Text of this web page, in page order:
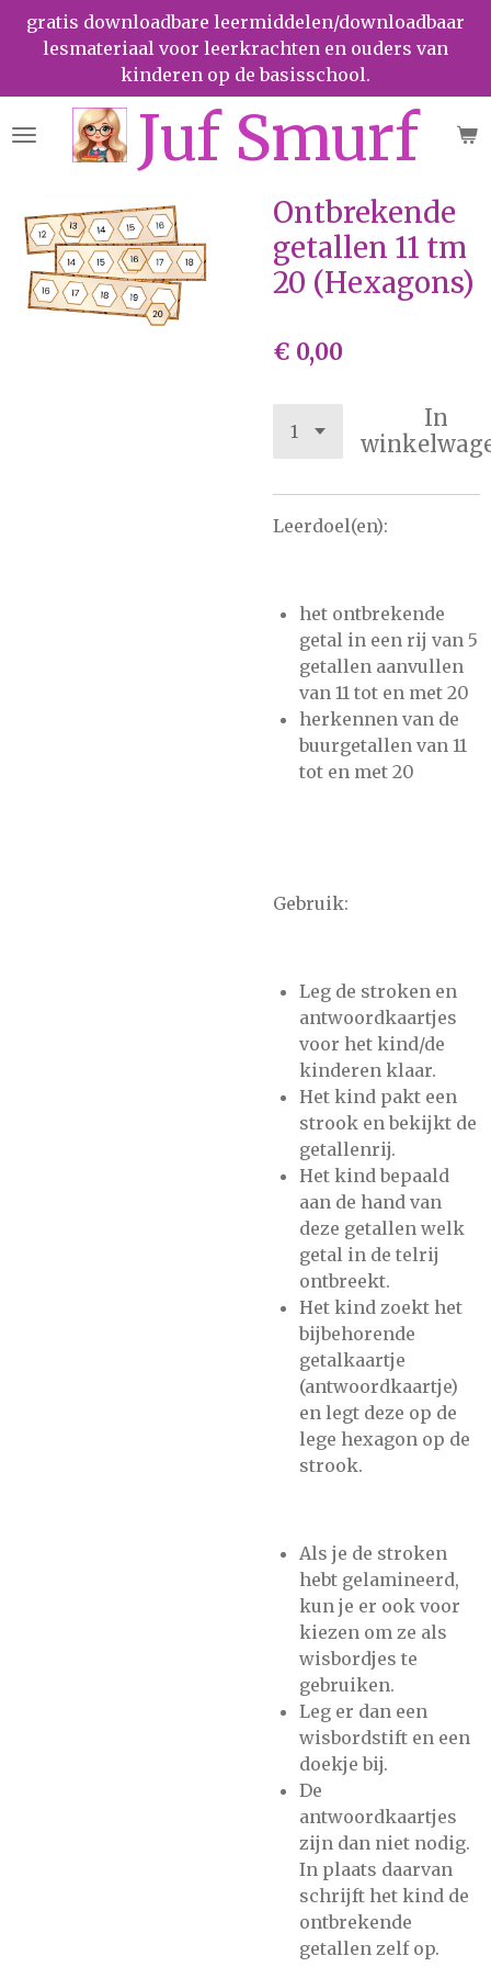
Ga
direct
de
hoofdinhoud
Juf Smurf
gratis downloadbare leermiddelen/downloadbaar
lesmateriaal voor leerkrachten en ouders van
kinderen op de basisschool.
Ontbrekende
getallen 11 tm
20 (Hexagons)
€ 0,00
In
Leerdoel(en):
het ontbrekende
getal in een rij van 5
getallen aanvullen
van 11 tot en met 20
herkennen van de
buurgetallen van 11
tot en met 20
Gebruik:
Leg de stroken en
antwoordkaartjes
voor het kind/de
kinderen klaar.
Het kind pakt een
strook en bekijkt de
getallenrij.
Het kind bepaald
aan de hand van
deze getallen welk
getal in de telrij
ontbreekt.
Het kind zoekt het
bijbehorende
getalkaartje
(antwoordkaartje)
en legt deze op de
lege hexagon op de
strook.
Als je de stroken
hebt gelamineerd,
kun je er ook voor
kiezen om ze als
wisbordjes te
gebruiken.
Leg er dan een
wisbordstift en een
doekje bij.
De
antwoordkaartjes
zijn dan niet nodig.
In plaats daarvan
schrijft het kind de
ontbrekende
getallen zelf op.